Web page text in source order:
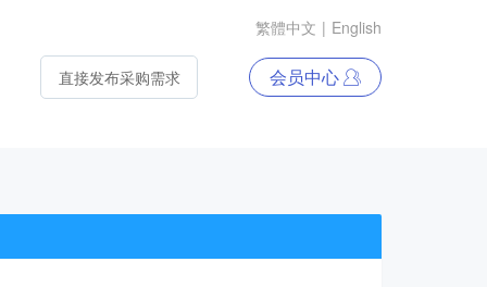
繁體中文 | English
直接发布采购需求 会员中心